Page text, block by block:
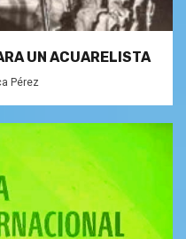
UN ACUARELISTA
Pérez